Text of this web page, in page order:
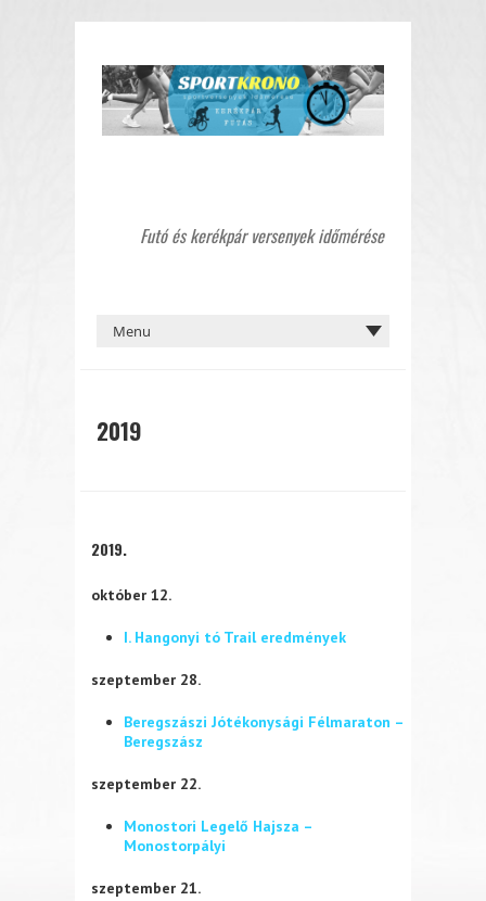
Futó és kerékpár versenyek időmérése
2019
2019.
október 12.
I. Hangonyi tó Trail eredmények
szeptember 28.
Beregszászi Jótékonysági Félmaraton –
Beregszász
szeptember 22.
Monostori Legelő Hajsza –
Monostorpályi
szeptember 21.